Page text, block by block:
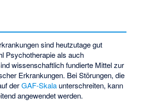
sind heutzutage gut
Psychotherapie als auch
wissenschaftlich fundierte Mittel zur
Erkrankungen. Bei Störungen, die
derGAF-Skala unterschreiten, kann
angewendet werden.